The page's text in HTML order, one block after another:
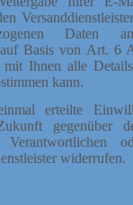
Daten
auf Basis von Art. 6
mit Ihnen alle
kann.
erteilte
gegenüber
Verantwortlichen
widerrufen.